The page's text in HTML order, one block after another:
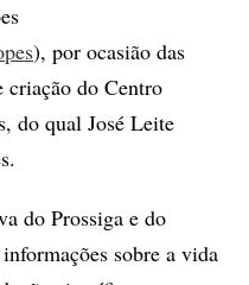
), por ocasião das
criação do Centro
do qual José Leite
do Prossiga e do
sobre a vida